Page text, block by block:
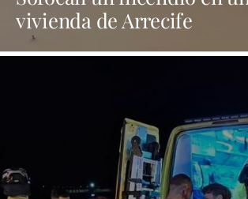
vivienda de Arrecife